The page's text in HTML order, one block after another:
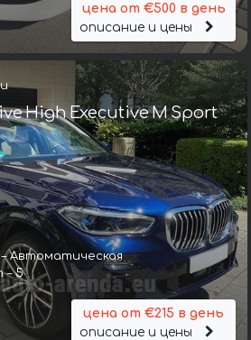
цена от €500 в день
описание и цены
High Executive M Sport
Автоматическая
– 5
цена от €215 в день
описание и цены